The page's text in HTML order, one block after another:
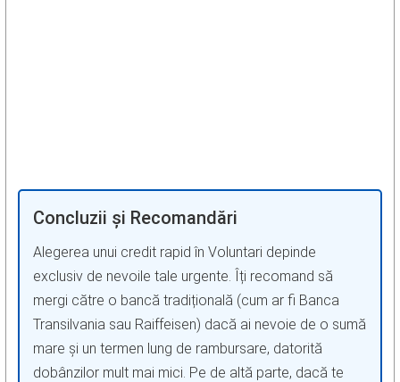
Concluzii și Recomandări
Alegerea unui credit rapid în Voluntari depinde
exclusiv de nevoile tale urgente. Îți recomand să
mergi către o bancă tradițională (cum ar fi Banca
Transilvania sau Raiffeisen) dacă ai nevoie de o sumă
mare și un termen lung de rambursare, datorită
dobânzilor mult mai mici. Pe de altă parte, dacă te